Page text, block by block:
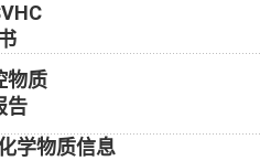
物质
告
学物质信息